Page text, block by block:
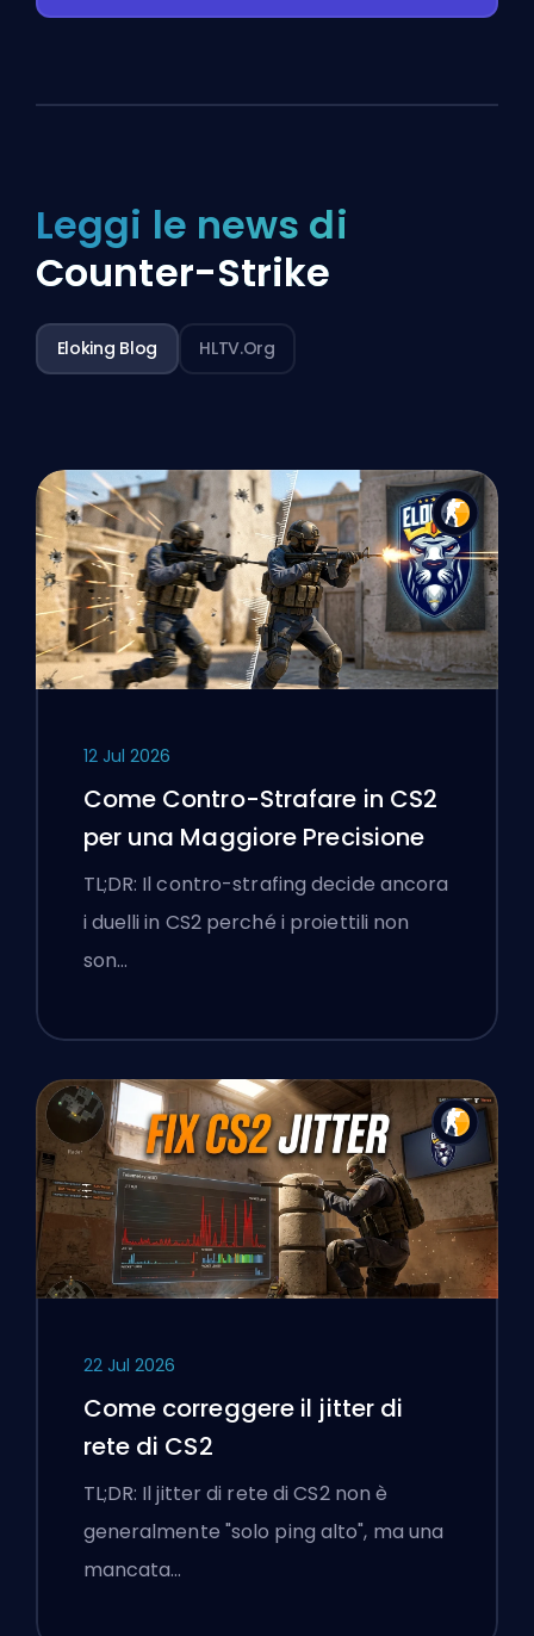
Leggi le news di
Counter-Strike
Eloking Blog HLTV.org
12 Jul 2026
Come Contro-Strafare in CS2
per una Maggiore Precisione
TL;DR: Il contro-strafing decide ancora
i duelli in CS2 perché i proiettili non
son…
22 Jul 2026
Come correggere il jitter di
rete di CS2
TL;DR: Il jitter di rete di CS2 non è
generalmente "solo ping alto", ma una
mancata…